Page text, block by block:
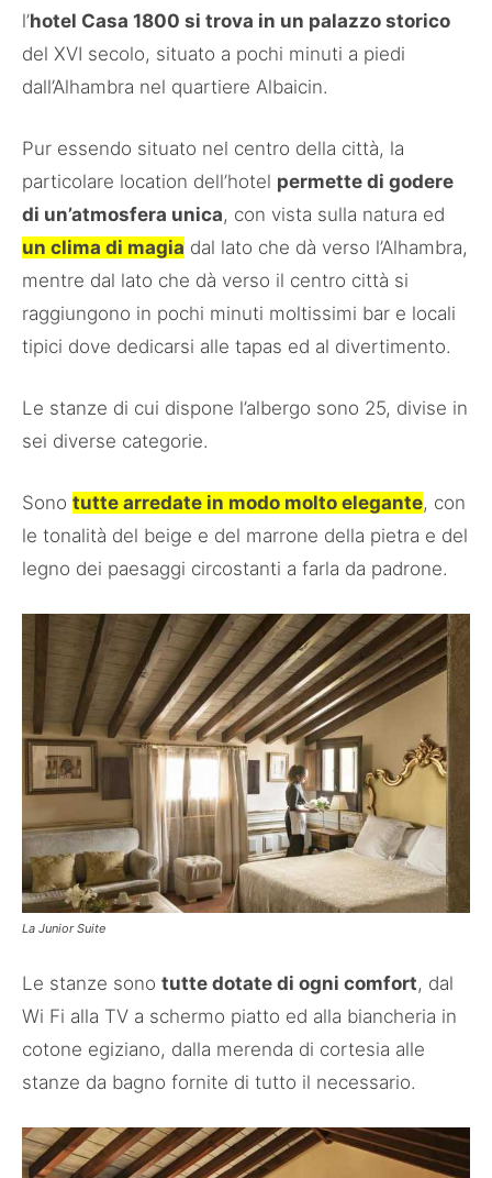
l’hotel Casa 1800 si trova in un palazzo storico
del XVI secolo, situato a pochi minuti a piedi
dall’Alhambra nel quartiere Albaicin.
Pur essendo situato nel centro della città, la
particolare location dell’hotel permette di godere
di un’atmosfera unica, con vista sulla natura ed
un clima di magia dal lato che dà verso l’Alhambra,
mentre dal lato che dà verso il centro città si
raggiungono in pochi minuti moltissimi bar e locali
tipici dove dedicarsi alle tapas ed al divertimento.
Le stanze di cui dispone l’albergo sono 25, divise in
sei diverse categorie.
Sono tutte arredate in modo molto elegante, con
le tonalità del beige e del marrone della pietra e del
legno dei paesaggi circostanti a farla da padrone.
La Junior Suite
Le stanze sono tutte dotate di ogni comfort, dal
Wi Fi alla TV a schermo piatto ed alla biancheria in
cotone egiziano, dalla merenda di cortesia alle
stanze da bagno fornite di tutto il necessario.